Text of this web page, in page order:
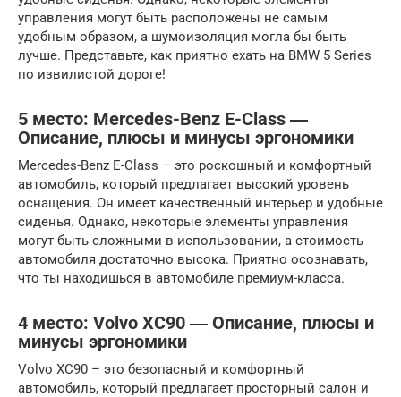
управления могут быть расположены не самым
удобным образом, а шумоизоляция могла бы быть
лучше. Представьте, как приятно ехать на BMW 5 Series
по извилистой дороге!
5 место: Mercedes-Benz E-Class ―
Описание, плюсы и минусы эргономики
Mercedes-Benz E-Class – это роскошный и комфортный
автомобиль, который предлагает высокий уровень
оснащения. Он имеет качественный интерьер и удобные
сиденья. Однако, некоторые элементы управления
могут быть сложными в использовании, а стоимость
автомобиля достаточно высока. Приятно осознавать,
что ты находишься в автомобиле премиум-класса.
4 место: Volvo XC90 ― Описание, плюсы и
минусы эргономики
Volvo XC90 – это безопасный и комфортный
автомобиль, который предлагает просторный салон и